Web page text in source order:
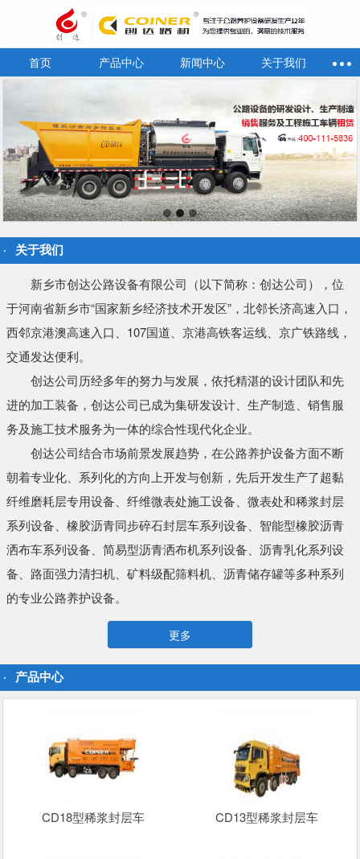
首页 产品中心 新闻中心 关于我们
关于我们
新乡市创达公路设备有限公司（以下简称：创达公司），位
于河南省新乡市“国家新乡经济技术开发区”，北邻长济高速入口，
西邻京港澳高速入口、107国道、京港高铁客运线、京广铁路线，
交通发达便利。
创达公司历经多年的努力与发展，依托精湛的设计团队和先
进的加工装备，创达公司已成为集研发设计、生产制造、销售服
务及施工技术服务为一体的综合性现代化企业。
创达公司结合市场前景发展趋势，在公路养护设备方面不断
朝着专业化、系列化的方向上开发与创新，先后开发生产了超黏
纤维磨耗层专用设备、纤维微表处施工设备、微表处和稀浆封层
系列设备、橡胶沥青同步碎石封层车系列设备、智能型橡胶沥青
洒布车系列设备、简易型沥青洒布机系列设备、沥青乳化系列设
备、路面强力清扫机、矿料级配筛料机、沥青储存罐等多种系列
的专业公路养护设备。
更多
产品中心
CD18型稀浆封层车 CD13型稀浆封层车